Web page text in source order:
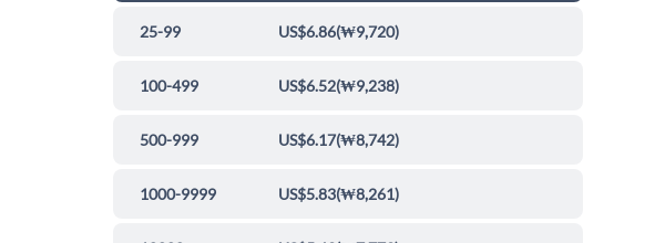
25-99 US$6.86(₩9,720)
100-499 US$6.52(₩9,238)
500-999 US$6.17(₩8,742)
1000-9999 US$5.83(₩8,261)